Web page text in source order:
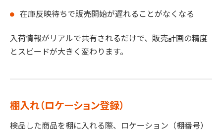
在庫反映待ちで販売開始が遅れることがなくなる
入荷情報がリアルで共有されるだけで、販売計画の精度
とスピードが大きく変わります。
棚入れ（ロケーション登録）
検品した商品を棚に入れる際、ロケーション（棚番号）